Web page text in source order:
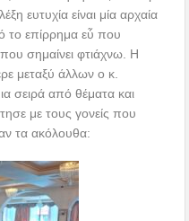
ευτυχία είναι μία αρχαία
το επίρρημα εὖ που
σημαίνει φτιάχνω. Η
μεταξύ άλλων ο κ.
σειρά από θέματα και
με τους γονείς που
τα ακόλουθα: